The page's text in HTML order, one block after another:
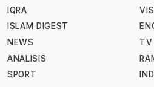
IQRA
ISLAM DIGEST
NEWS
ANALISIS
SPORT
TV